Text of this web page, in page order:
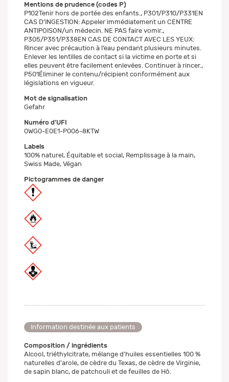
Mentions de prudence (codes P)
P102Tenir hors de portée des enfants., P301/P310/P331EN
CAS D’INGESTION: Appeler immédiatement un CENTRE
ANTIPOISON/un médecin. NE PAS faire vomir.,
P305/P351/P338EN CAS DE CONTACT AVEC LES YEUX:
Rincer avec précaution à l’eau pendant plusieurs minutes.
Enlever les lentilles de contact si la victime en porte et si
elles peuvent être facilement enlevées. Continuer à rincer.,
P501Éliminer le contenu/récipient conformément aux
législations en vigueur.
Mot de signalisation
Gefahr
Numéro d'UFI
0WG0-E0E1-P006-8KTW
Labels
100% naturel, Équitable et social, Remplissage à la main,
Swiss Made, Végan
Pictogrammes de danger
Information destinée aux patients
Composition / ingrédients
Alcool, triéthylcitrate, mélange d'huiles essentielles 100 %
naturelles d'arole, de cèdre du Texas, de cèdre de Virginie,
de sapin blanc, de patchouli et de feuilles de Hô.